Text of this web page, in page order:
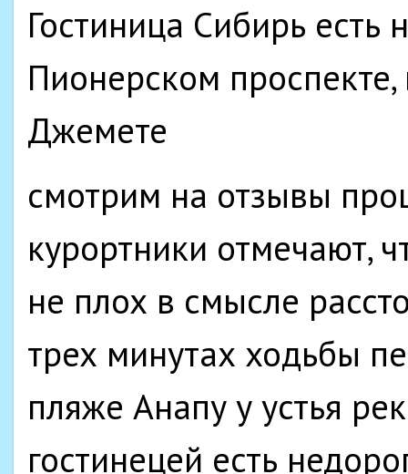
Гостиница Сибирь есть
Пионерском
Джемете
смотрим на отзывы
курортники отмечают,
не плох в смысле
трех минутах ходьбы
пляже Анапу у устья
гостинецей есть